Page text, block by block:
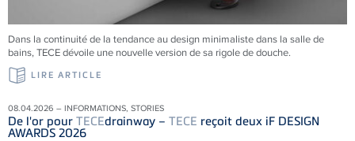
Dans la continuité de la tendance au design minimaliste dans la salle de
bains, TECE dévoile une nouvelle version de sa rigole de douche.
LIRE ARTICLE
08.04.2026 – INFORMATIONS, STORIES
De l'or pour TECEdrainway – TECE reçoit deux iF DESIGN
AWARDS 2026